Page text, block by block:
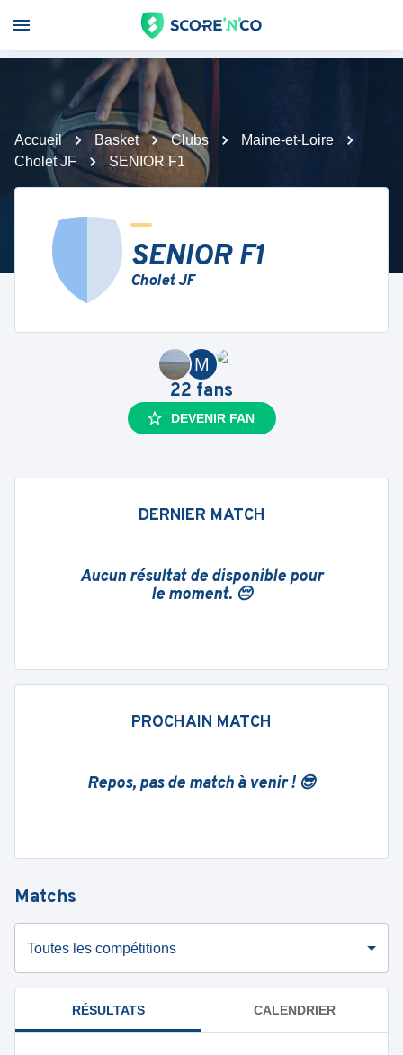
Accueil Basket Clubs
Maine-et-Loire
Cholet JF
SENIOR F1
SENIOR F1
Cholet JF
M
22 fans
DEVENIR FAN
DERNIER MATCH
Aucun résultat de disponible pour
le moment. 😔
PROCHAIN MATCH
Repos, pas de match à venir ! 😎
Matchs
Toutes les compétitions
RÉSULTATS CALENDRIER